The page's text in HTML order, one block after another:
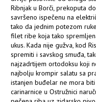
Ribnjak u Borči, prekoputa
savršeno ispečenu na
tako da jednim potezom
filet ribe koja tako
ukus. Kada nije gužva, kod
spremiti i savskog smuđa,
najzadrtijem ortodoksu koji
najbolju krompir salatu sa
istanjen buđelar ne mora
carinarnice u Ostružnici